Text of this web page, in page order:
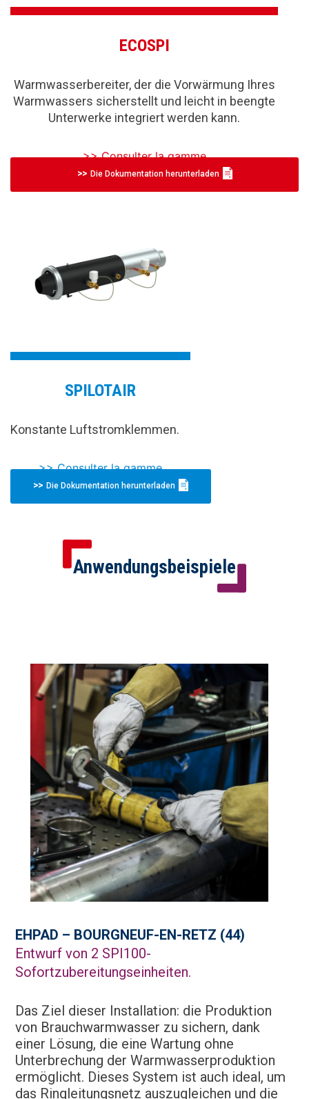
ECOSPI
Warmwasserbereiter, der die Vorwärmung Ihres
Warmwassers sicherstellt und leicht in beengte
Unterwerke integriert werden kann.
>> Consulter la gamme
Die Dokumentation herunterladen
SPILOTAIR
Konstante Luftstromklemmen.
>> Consulter la gamme
Die Dokumentation herunterladen
Anwendungsbeispiele
EHPAD – BOURGNEUF-EN-RETZ (44)
Entwurf von 2 SPI100-
Sofortzubereitungseinheiten.
Das Ziel dieser Installation: die Produktion
von Brauchwarmwasser zu sichern, dank
einer Lösung, die eine Wartung ohne
Unterbrechung der Warmwasserproduktion
ermöglicht. Dieses System ist auch ideal, um
das Ringleitungsnetz auszugleichen und die